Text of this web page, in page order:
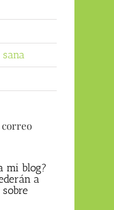
mi blog?
a